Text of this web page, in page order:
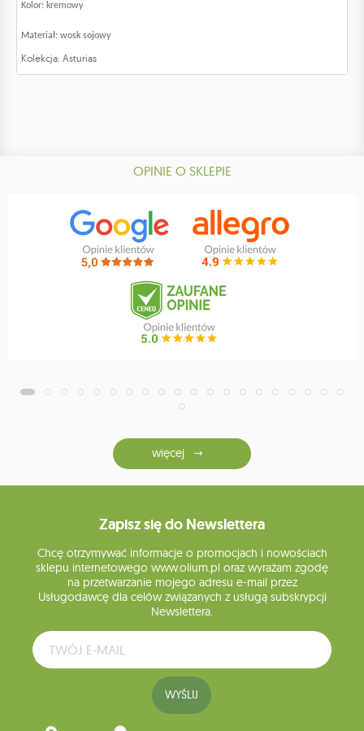
Kolor: kremowy
Materiał: wosk sojowy
Kolekcja: Asturias
OPINIE O SKLEPIE
więcej
Zapisz się do Newslettera
Chcę otrzymywać informacje o promocjach i nowościach
sklepu internetowego www.olium.pl oraz wyrażam zgodę
na przetwarzanie mojego adresu e-mail przez
Usługodawcę dla celów związanych z usługą subskrypcji
Newslettera.
WYŚLIJ